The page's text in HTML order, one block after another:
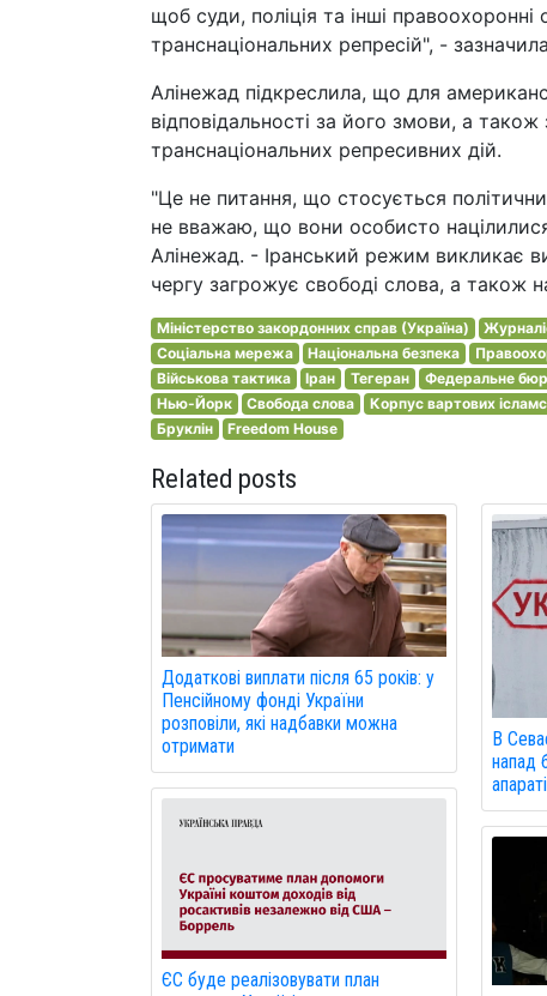
щоб суди, поліція та інші
транснаціональних репресій", -
Алінежад підкреслила, що для
відповідальності за його змови, а
транснаціональних репресивних дій.
"Це не питання, що стосується
не вважаю, що вони особисто
Алінежад. - Іранський режим викликає
чергу загрожує свободі слова, а також
Міністерство закордонних справ (Україна)
Соціальна мережа
Національна безпека
Військова тактика
Іран Тегеран Федеральне
Нью-Йорк
Свобода слова Корпус вартових
Бруклін
Freedom House
Related posts
Додаткові виплати після 65 років: у
Пенсійному фонді України
розповіли, які надбавки можна
отримати
ЄС буде реалізовувати план
В
напад